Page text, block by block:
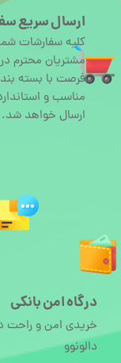
ارسال سریع
کلیه سفارشات
مشتریان محترم
فرصت با بسته
مناسب و
ارسال خواهد شد.
درگاه امن بانکی
خریدی امن و راحت
دالونوو